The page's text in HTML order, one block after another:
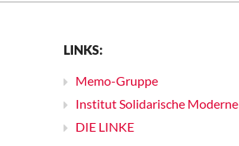
LINKS:
Memo-Gruppe
Institut Solidarische Moderne
DIE LINKE